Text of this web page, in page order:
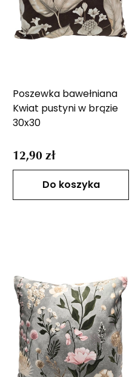
Poszewka bawełniana
Kwiat pustyni w brązie
30x30
12,90 zł
Do koszyka